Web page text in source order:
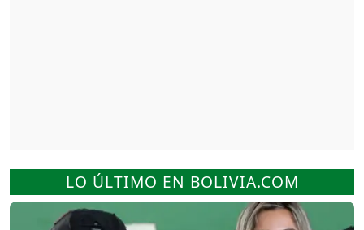
LO ÚLTIMO EN BOLIVIA.COM